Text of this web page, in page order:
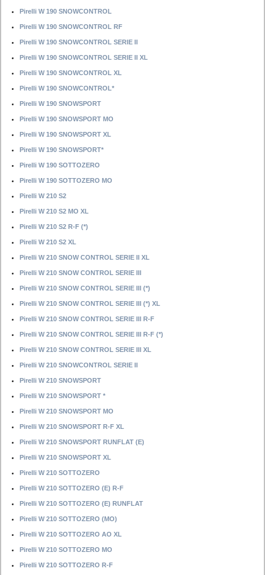
Pirelli W 190 SNOWCONTROL
Pirelli W 190 SNOWCONTROL RF
Pirelli W 190 SNOWCONTROL SERIE II
Pirelli W 190 SNOWCONTROL SERIE II XL
Pirelli W 190 SNOWCONTROL XL
Pirelli W 190 SNOWCONTROL*
Pirelli W 190 SNOWSPORT
Pirelli W 190 SNOWSPORT MO
Pirelli W 190 SNOWSPORT XL
Pirelli W 190 SNOWSPORT*
Pirelli W 190 SOTTOZERO
Pirelli W 190 SOTTOZERO MO
Pirelli W 210 S2
Pirelli W 210 S2 MO XL
Pirelli W 210 S2 R-F (*)
Pirelli W 210 S2 XL
Pirelli W 210 SNOW CONTROL SERIE II XL
Pirelli W 210 SNOW CONTROL SERIE III
Pirelli W 210 SNOW CONTROL SERIE III (*)
Pirelli W 210 SNOW CONTROL SERIE III (*) XL
Pirelli W 210 SNOW CONTROL SERIE III R-F
Pirelli W 210 SNOW CONTROL SERIE III R-F (*)
Pirelli W 210 SNOW CONTROL SERIE III XL
Pirelli W 210 SNOWCONTROL SERIE II
Pirelli W 210 SNOWSPORT
Pirelli W 210 SNOWSPORT *
Pirelli W 210 SNOWSPORT MO
Pirelli W 210 SNOWSPORT R-F XL
Pirelli W 210 SNOWSPORT RUNFLAT (E)
Pirelli W 210 SNOWSPORT XL
Pirelli W 210 SOTTOZERO
Pirelli W 210 SOTTOZERO (E) R-F
Pirelli W 210 SOTTOZERO (E) RUNFLAT
Pirelli W 210 SOTTOZERO (MO)
Pirelli W 210 SOTTOZERO AO XL
Pirelli W 210 SOTTOZERO MO
Pirelli W 210 SOTTOZERO R-F